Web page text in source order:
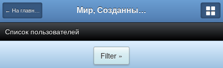
← На главную Мир, Созданный Мастером.
Список пользователей
Filter »